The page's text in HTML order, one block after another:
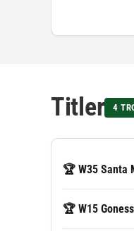
Titler 4
🏆 W35 Santa
🏆 W15